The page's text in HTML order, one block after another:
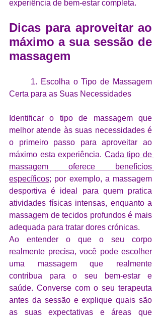
experiência de bem-estar completa.
Dicas para aproveitar ao
máximo a sua sessão de
massagem
Certa para as Suas Necessidades
Identificar o tipo de massagem que
melhor atende às suas necessidades é
o primeiro passo para aproveitar ao
máximo esta experiência. Cada tipo de
massagem oferece benefícios
específicos; por exemplo, a massagem
desportiva é ideal para quem pratica
atividades físicas intensas, enquanto a
massagem de tecidos profundos é mais
adequada para tratar dores crónicas.
Ao entender o que o seu corpo
realmente precisa, você pode escolher
uma massagem que realmente
contribua para o seu bem-estar e
saúde. Converse com o seu terapeuta
antes da sessão e explique quais são
as suas expectativas e áreas que